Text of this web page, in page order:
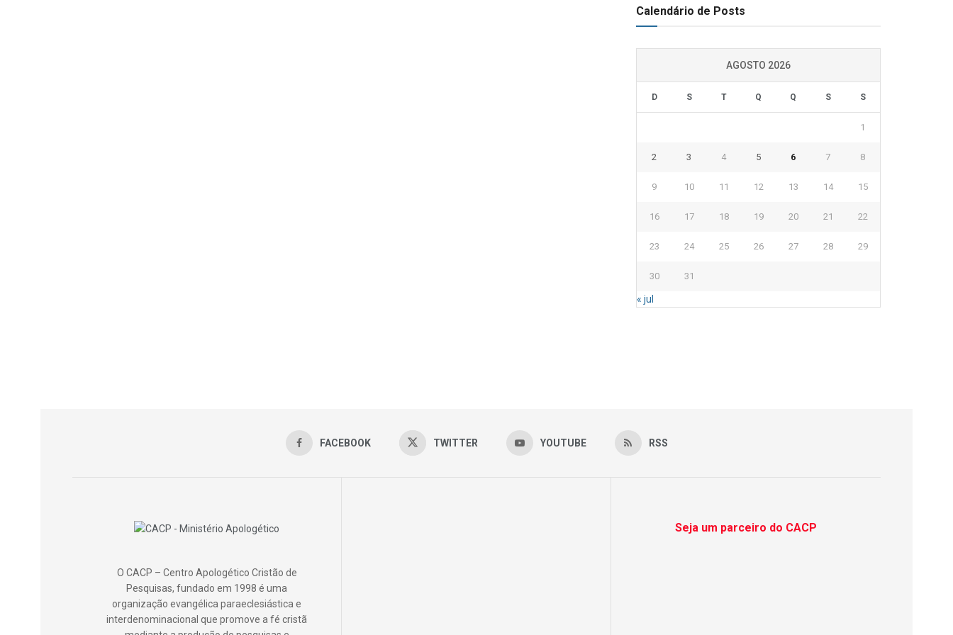
Calendário de Posts
AGOSTO 2026
D S T Q Q S S
1
2 3 4 5 6 7 8
9 10 11 12 13 14 15
16 17 18 19 20 21 22
23 24 25 26 27 28 29
30 31
« jul
FACEBOOK TWITTER YOUTUBE RSS
O CACP – Centro Apologético Cristão de
Pesquisas, fundado em 1998 é uma
organização evangélica paraeclesiástica e
interdenominacional que promove a fé cristã
Seja um parceiro do CACP